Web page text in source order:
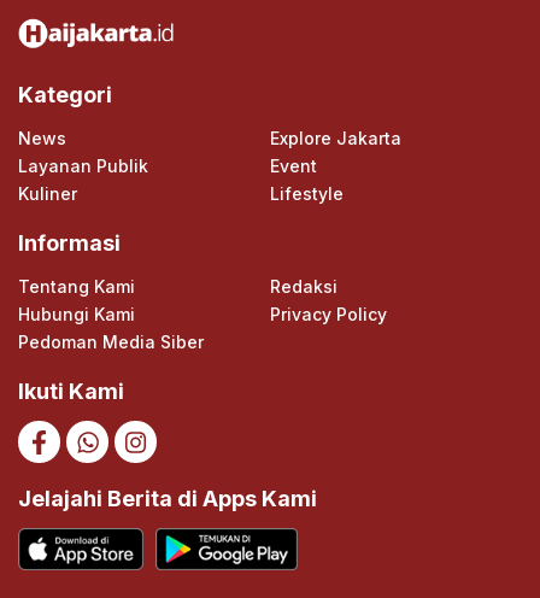
Kategori
News
Explore Jakarta
Layanan Publik
Event
Kuliner
Lifestyle
Informasi
Tentang Kami
Redaksi
Hubungi Kami
Privacy Policy
Pedoman Media Siber
Ikuti Kami
Jelajahi Berita di Apps Kami